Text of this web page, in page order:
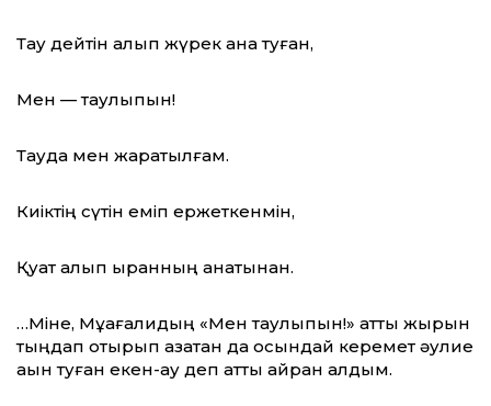
Тау дейтін алып жүрек ана туған,
Мен — таулықпын!
Тауда мен жаратылғам.
Киіктің сүтін еміп ержеткенмін,
Қуат алып қыранның қанатынан.
…Міне, Мұқағалидың «Мен таулықпын!» атты жырын
тыңдап отырып қазақтан да осындай керемет әулие
ақын туған екен-ау деп қатты қайран қалдым.